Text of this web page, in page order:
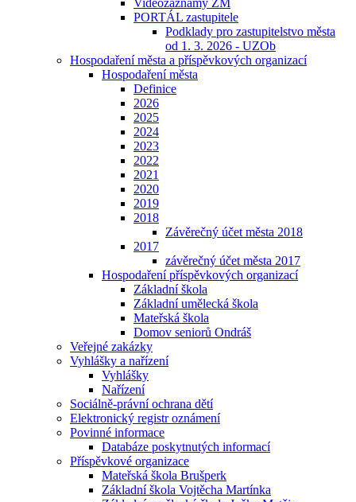
Videozáznamy ZM
PORTÁL zastupitele
Podklady pro zastupitelstvo města
od 1. 3. 2026 - UZOb
Hospodaření města a příspěvkových organizací
Hospodaření města
Definice
2026
2025
2024
2023
2022
2021
2020
2019
2018
Závěrečný účet města 2018
2017
závěrečný účet města 2017
Hospodaření příspěvkových organizací
Základní škola
Základní umělecká škola
Mateřská škola
Domov seniorů Ondráš
Veřejné zakázky
Vyhlášky a nařízení
Vyhlášky
Nařízení
Sociálně-právní ochrana dětí
Elektronický registr oznámení
Povinné informace
Databáze poskytnutých informací
Příspěvkové organizace
Mateřská škola Brušperk
Základní škola Vojtěcha Martínka